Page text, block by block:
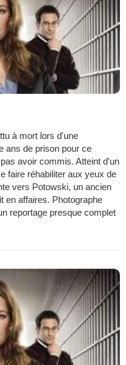
à mort lors d'une
ans de prison pour ce
avoir commis. Atteint d'un
faire réhabiliter aux yeux de
vers Potowski, un ancien
en affaires. Photographe
reportage presque complet